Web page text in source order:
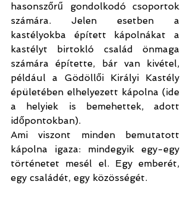
hasonszőrű gondolkodó csoportok
számára. Jelen esetben a
kastélyokba épített kápolnákat a
kastélyt birtokló család önmaga
számára építette, bár van kivétel,
például a Gödöllői Királyi Kastély
épületében elhelyezett kápolna (ide
a helyiek is bemehettek, adott
időpontokban).
Ami viszont minden bemutatott
kápolna igaza: mindegyik egy-egy
történetet mesél el. Egy emberét,
egy családét, egy közösségét.